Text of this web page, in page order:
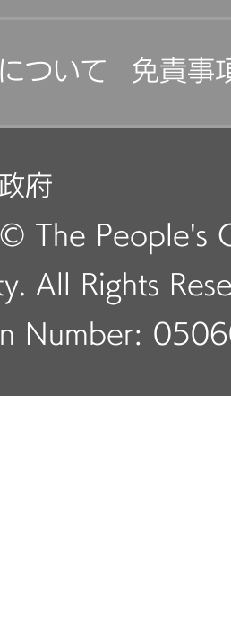
ついて 免責事
府
The People's
All Rights
Number: